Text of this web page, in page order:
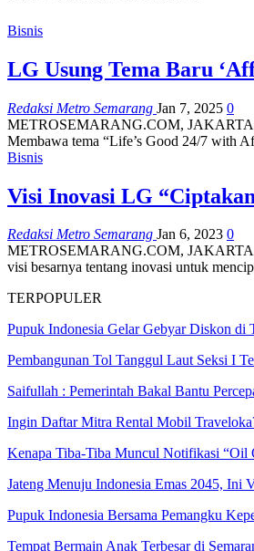
Bisnis
LG Usung Tema Baru
Redaksi Metro Semarang Jan 7, 2025 0
METROSEMARANG.COM, JAKARTA—
Membawa tema “Life’s Good 24/7 with
Bisnis
Visi Inovasi LG
Redaksi Metro Semarang Jan 6, 2023 0
METROSEMARANG.COM, JAKARTA —
visi besarnya tentang inovasi untuk
TERPOPULER
Pupuk Indonesia Gelar Gebyar Diskon di
Pembangunan Tol Tanggul Laut Seksi I
Saifullah : Pemerintah Bakal Bantu
Ingin Daftar Mitra Rental Mobil
Kenapa Tiba-Tiba Muncul Notifikasi
Jateng Menuju Indonesia Emas 2045,
Pupuk Indonesia Bersama Pemangku
Tempat Bermain Anak Terbesar di